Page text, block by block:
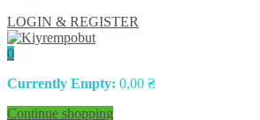
LOGIN & REGISTER
0
Currently Empty: 0,00 ₴
Continue shopping